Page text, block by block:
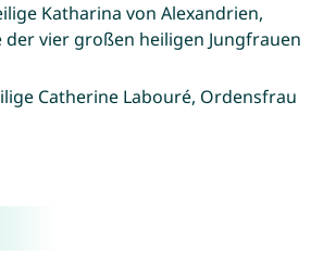
Katharina von Alexandrien,
vier großen heiligen Jungfrauen
Catherine Labouré, Ordensfrau